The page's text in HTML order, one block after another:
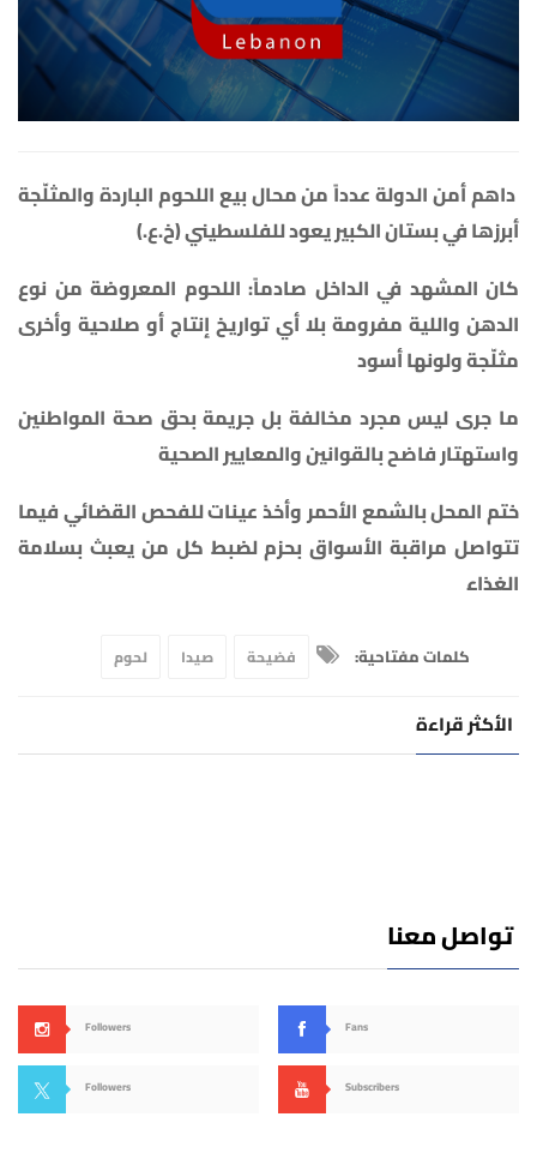
داهم أمن الدولة عدداً من محال بيع اللحوم الباردة والمثلّجة
أبرزها في بستان الكبير يعود للفلسطيني (خ.ع.)
كان المشهد في الداخل صادماً: اللحوم المعروضة من نوع
الدهن واللية مفرومة بلا أي تواريخ إنتاج أو صلاحية وأخرى
مثلّجة ولونها أسود
ما جرى ليس مجرد مخالفة بل جريمة بحق صحة المواطنين
واستهتار فاضح بالقوانين والمعايير الصحية
ختم المحل بالشمع الأحمر وأخذ عينات للفحص القضائي فيما
تتواصل مراقبة الأسواق بحزم لضبط كل من يعبث بسلامة
الغذاء
كلمات مفتاحية: فضيحة صيدا لحوم
الأكثر قراءة
تواصل معنا
Followers Fans
Followers Subscribers